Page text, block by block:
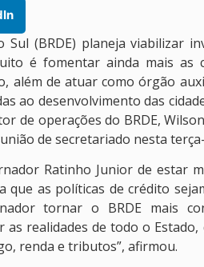
(BRDE) planeja viabilizar
é fomentar ainda mais as
além de atuar como órgão
ao desenvolvimento das
de operações do BRDE,
de secretariado nesta
Ratinho Junior de estar
as políticas de crédito
tornar o BRDE mais
realidades de todo o
renda e tributos”, afirmou.